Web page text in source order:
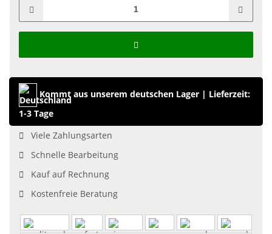
Kommt aus unserem deutschen Lager | Lieferzeit:
1-3 Tage
Viele Zahlungsarten
Schnelle Bearbeitung
Kauf auf Rechnung
Kostenfreie Beratung